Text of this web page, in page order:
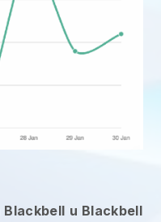
Blackbell u Blackbell